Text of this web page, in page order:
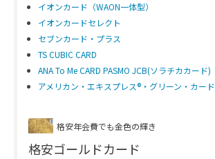
イオンカード（WAON一体型）
イオンカードセレクト
セブンカード・プラス
TS CUBIC CARD
ANA To Me CARD PASMO JCB(ソラチカカード)
アメリカン・エキスプレス®・グリーン・カード
格安年会費でも金色の輝き
格安ゴールドカード